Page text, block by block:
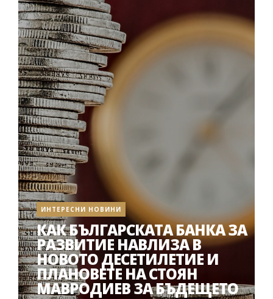
ИНТЕРЕСНИ НОВИНИ
КАК БЪЛГАРСКАТА БАНКА ЗА
РАЗВИТИЕ НАВЛИЗА В
НОВОТО ДЕСЕТИЛЕТИЕ И
ПЛАНОВЕТЕ НА СТОЯН
МАВРОДИЕВ ЗА БЪДЕЩЕТО